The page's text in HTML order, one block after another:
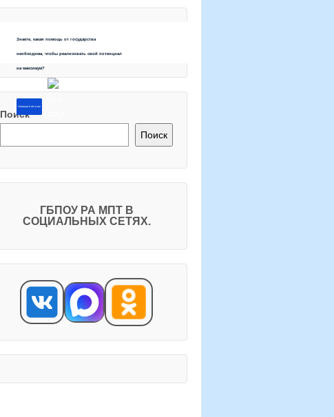
Знаете, какая помощь от государства
необходима, чтобы реализовать свой потенциал
на максимум?
Напишите об этом
Поиск
Поиск
ГБПОУ РА МПТ В
СОЦИАЛЬНЫХ СЕТЯХ.